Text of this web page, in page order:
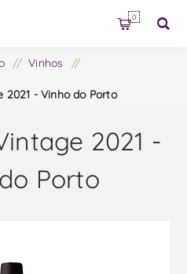
0
/ Vinhos /
2021 - Vinho do Porto
2021 -
Porto